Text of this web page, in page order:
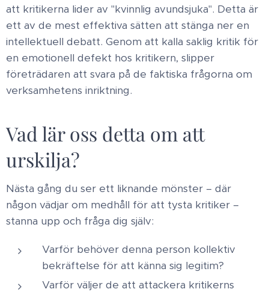
att kritikerna lider av "kvinnlig avundsjuka". Detta är
ett av de mest effektiva sätten att stänga ner en
intellektuell debatt. Genom att kalla saklig kritik för
en emotionell defekt hos kritikern, slipper
företrädaren att svara på de faktiska frågorna om
verksamhetens inriktning. ​
Vad lär oss detta om att
urskilja?
Nästa gång du ser ett liknande mönster – där
någon vädjar om medhåll för att tysta kritiker –
stanna upp och fråga dig själv: ​
Varför behöver denna person kollektiv
bekräftelse för att känna sig legitim?
Varför väljer de att attackera kritikerns